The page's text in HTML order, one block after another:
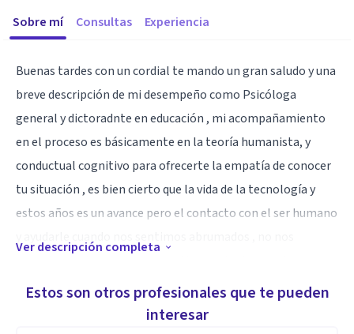
Sobre mí Consultas Experiencia
Buenas tardes con un cordial te mando un gran saludo y una
breve descripción de mi desempeño como Psicóloga
general y dictoradnte en educación , mi acompañamiento
en el proceso es básicamente en la teoría humanista, y
conductual cognitivo para ofrecerte la empatía de conocer
tu situación , es bien cierto que la vida de la tecnología y
estos años es un avance pero el contacto con el ser humano
estudiado al ser humano entre varias corrientes
psicológicas y que esto abre un abanico de un encuentro
Ver descripción completa
Estos son otros profesionales que te pueden
interesar